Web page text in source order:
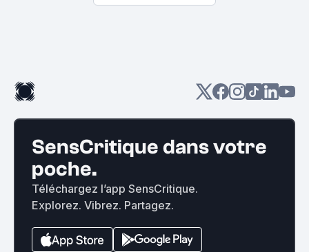
SensCritique dans votre
poche.
Téléchargez l’app SensCritique.
Explorez. Vibrez. Partagez.